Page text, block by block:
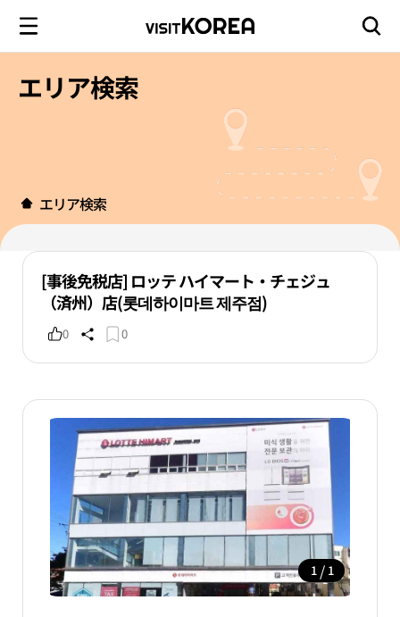
エリア検索
エリア検索
[事後免税店] ロッテ ハイマート・チェジュ
（済州）店(롯데하이마트 제주점)
0 0
1 / 1